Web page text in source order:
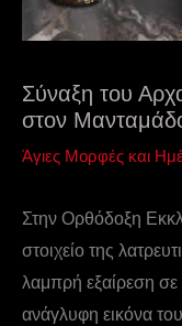
Σύναξη του
στον
Άγιες Μορφές και
Στην Ορθόδοξη
στοιχείο της
λαμπρή εξαίρεση σε
ανάγλυφη εικόνα